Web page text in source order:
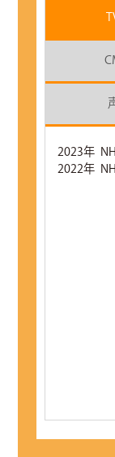
2023年
2022年